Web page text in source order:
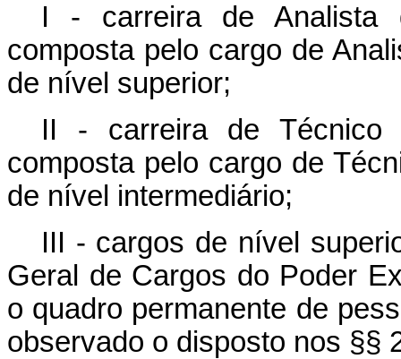
I - carreira de Analista
composta pelo cargo de
de nível superior;
II - carreira de Técnico
composta pelo cargo de
de nível intermediário;
III - cargos de nível
Geral de Cargos do Poder
o quadro permanente de
observado o disposto nos §§